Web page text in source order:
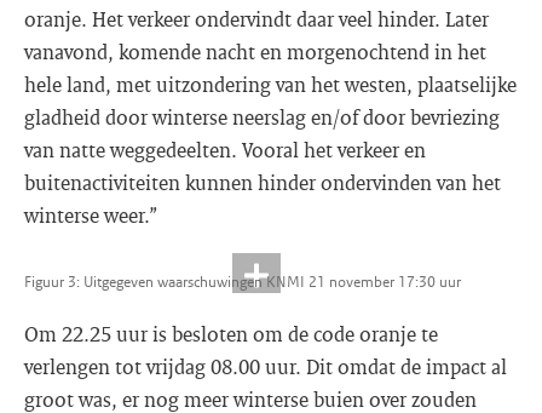
oranje. Het verkeer ondervindt daar veel hinder. Later
vanavond, komende nacht en morgenochtend in het
hele land, met uitzondering van het westen, plaatselijke
gladheid door winterse neerslag en/of door bevriezing
van natte weggedeelten. Vooral het verkeer en
buitenactiviteiten kunnen hinder ondervinden van het
winterse weer.”
Figuur 3: Uitgegeven waarschuwingen KNMI 21 november 17:30 uur
Om 22.25 uur is besloten om de code oranje te
verlengen tot vrijdag 08.00 uur. Dit omdat de impact al
groot was, er nog meer winterse buien over zouden